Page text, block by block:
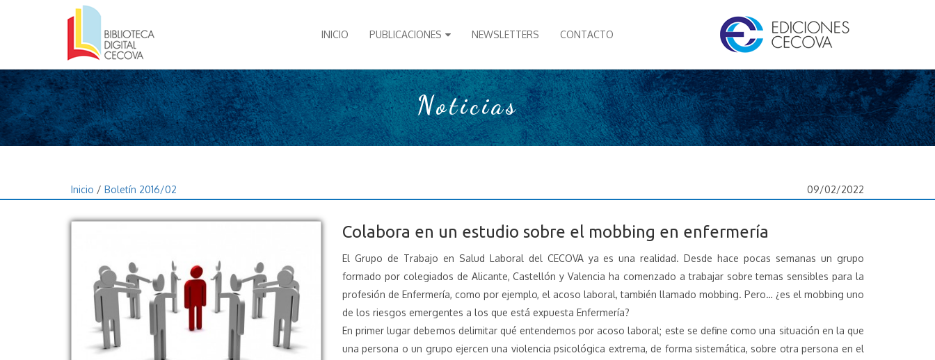
INICIO PUBLICACIONES NEWSLETTERS CONTACTO
Noticias
Inicio / Boletín 2016/02 09/02/2022
Colabora en un estudio sobre el mobbing en enfermería
El Grupo de Trabajo en Salud Laboral del CECOVA ya es una realidad. Desde hace pocas semanas un grupo
formado por colegiados de Alicante, Castellón y Valencia ha comenzado a trabajar sobre temas sensibles para la
profesión de Enfermería, como por ejemplo, el acoso laboral, también llamado mobbing. Pero… ¿es el mobbing uno
de los riesgos emergentes a los que está expuesta Enfermería?
En primer lugar debemos delimitar qué entendemos por acoso laboral; este se define como una situación en la que
una persona o un grupo ejercen una violencia psicológica extrema, de forma sistemática, sobre otra persona en el